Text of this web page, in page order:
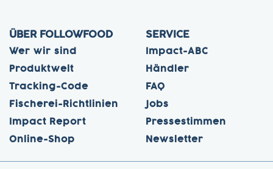
ÜBER FOLLOWFOOD
Wer wir sind
Produktwelt
Tracking-Code
Fischerei-Richtlinien
Impact Report
Online-Shop
SERVICE
Impact-ABC
Händler
FAQ
Jobs
Pressestimmen
Newsletter